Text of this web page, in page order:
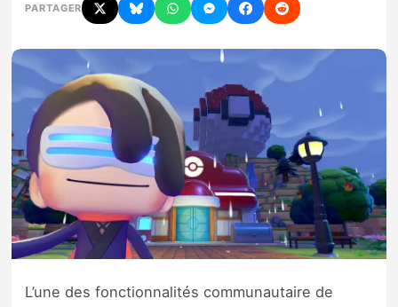
Chiffres de ventes
Rumeurs
Nintendo Direct
Tests et previews
Tests de jeux
Tests d’accessoires
Autres tests
PARTAGER
L’une des fonctionnalités communautaire de